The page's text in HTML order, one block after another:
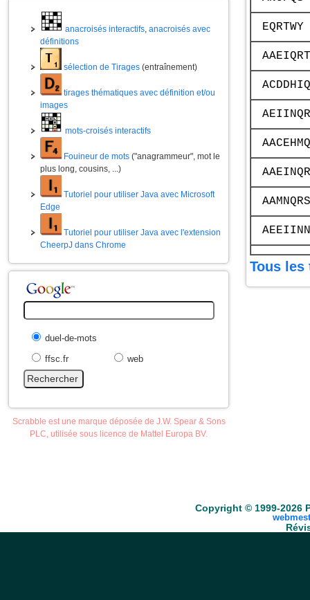
anacroisés interactifs, anacroisés avec
définitions
sélection de Tirages (entraînement)
tirages thématiques avec définition et/ou
images
mots-croisés interactifs
Fouineur de mots ("anagrammeur", mot le
plus long, cousins, ...)
Tutoriel pour utiliser Java avec Microsoft
Edge
Tutoriel pour utiliser Java avec l'extension
CheerpJ dans Chrome
duel-de-mots
ffsc.fr
web
Scrabble est une marque déposée de J.W. Spear & Sons
PLC, utilisée sous licence de Mattel Europa BV.
EQRTWY
ACDDHIQ
AEIINQR
Tous les
Copyright © 1999-2026